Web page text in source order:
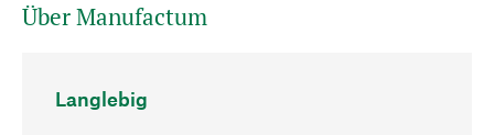
Über Manufactum
Langlebig